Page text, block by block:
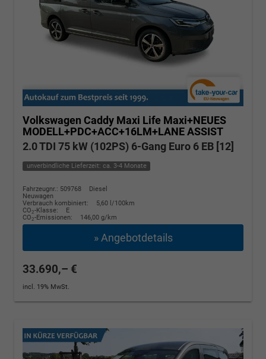
Volkswagen Caddy Maxi Life Maxi+NEUES
MODELL+PDC+ACC+16LM+LANE ASSIST
2.0 TDI 75 kW (102PS) 6-Gang Euro 6 EB [12]
unverbindliche Lieferzeit: ca. 3-4 Monate
Fahrzeugnr.: 509768
Diesel
Neuwagen
Verbrauch kombiniert:
5,60 l/100km
CO2-Klasse:
E
CO2-Emissionen: 146,00 g/km
» Angebotdetails
33.690,– €
incl. 19% MwSt.